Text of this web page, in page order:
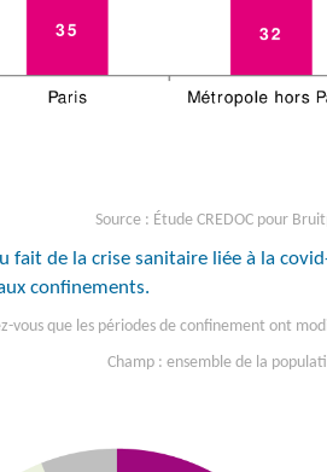
Source : Étude CREDOC pour
de la crise sanitaire liée à la
confinements.
vous que les périodes de confinement ont
Champ : ensemble de la